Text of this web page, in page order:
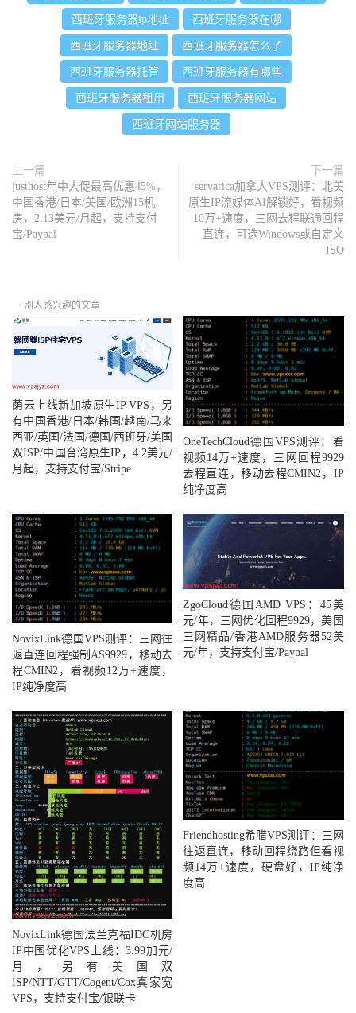
西班牙服务器ip地址 西班牙服务器在哪
西班牙服务器地址 西班牙服务器怎么了
西班牙服务器托管 西班牙服务器有哪些
西班牙服务器租用 西班牙服务器网站
西班牙网站服务器
上一篇
justhost年中大促最高优惠45%，
中国香港/日本/美国/欧洲15机
房，2.13美元/月起，支持支付
宝/Paypal
下一篇
servarica加拿大VPS测评：北美
原生IP流媒体AI解锁好，看视频
10万+速度，三网去程联通回程
直连，可选Windows或自定义
ISO
别人感兴趣的文章
荫云上线新加坡原生IP VPS，另
有中国香港/日本/韩国/越南/马来
西亚/英国/法国/德国/西班牙/美国
双ISP/中国台湾原生IP，4.2美元/
月起，支持支付宝/Stripe
OneTechCloud德国VPS测评：看
视频14万+速度，三网回程9929
去程直连，移动去程CMIN2，IP
纯净度高
NovixLink德国VPS测评：三网往
返直连回程强制AS9929，移动去
程CMIN2，看视频12万+速度，
IP纯净度高
ZgoCloud德国AMD VPS：45美
元/年，三网优化回程9929，美国
三网精品/香港AMD服务器52美
元/年，支持支付宝/Paypal
NovixLink德国法兰克福IDC机房
IP中国优化VPS上线：3.99加元/
月，另有美国双
ISP/NTT/GTT/Cogent/Cox真家宽
VPS，支持支付宝/银联卡
Friendhosting希腊VPS测评：三网
往返直连，移动回程绕路但看视
频14万+速度，硬盘好，IP纯净
度高